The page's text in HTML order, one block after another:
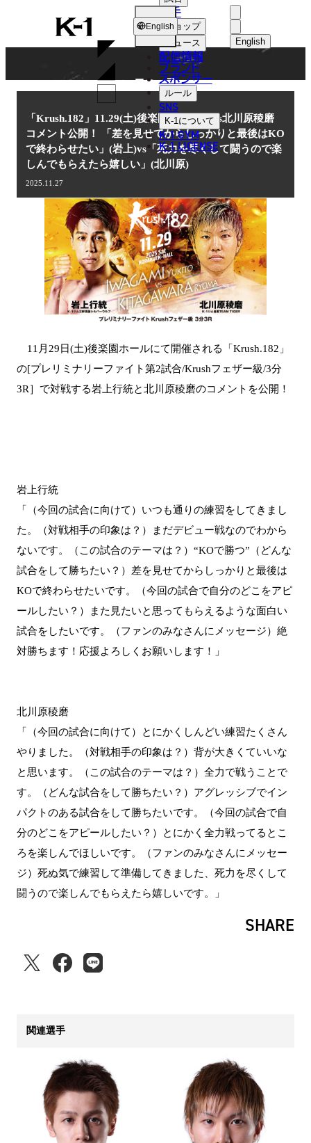
K-
1
English
中文（简体
ไทย
選手
ショップ
ニュース
配信情報
ブランド
スポンサー
ルール
SNS
K-1について
K-1 GYM
K-1 LICENSE
English
NEWS
ニュース
「Krush.182」11.29(土)後楽園 岩上行統vs北川原稜磨
コメント公開！ 「差を見せてからしっかりと最後はKO
で終わらせたい」(岩上)vs「死力を尽くして闘うので楽
しんでもらえたら嬉しい」(北川原)
2025.11.27
11月29日(土)後楽園ホールにて開催される「Krush.182」
の[プレリミナリーファイト第2試合/Krushフェザー級/3分
3R］で対戦する岩上行統と北川原稜磨のコメントを公開！
岩上行統
「（今回の試合に向けて）いつも通りの練習をしてきまし
た。（対戦相手の印象は？）まだデビュー戦なのでわから
ないです。（この試合のテーマは？）“KOで勝つ”（どんな
試合をして勝ちたい？）差を見せてからしっかりと最後は
KOで終わらせたいです。（今回の試合で自分のどこをアピ
ールしたい？）また見たいと思ってもらえるような面白い
試合をしたいです。（ファンのみなさんにメッセージ）絶
対勝ちます！応援よろしくお願いします！」
北川原稜磨
「（今回の試合に向けて）とにかくしんどい練習たくさん
やりました。（対戦相手の印象は？）背が大きくていいな
と思います。（この試合のテーマは？）全力で戦うことで
す。（どんな試合をして勝ちたい？）アグレッシブでイン
パクトのある試合をして勝ちたいです。（今回の試合で自
分のどこをアピールしたい？）とにかく全力戦ってるとこ
ろを楽しんでほしいです。（ファンのみなさんにメッセー
ジ）死ぬ気で練習して準備してきました、死力を尽くして
闘うので楽しんでもらえたら嬉しいです。」
SHARE
関連選手